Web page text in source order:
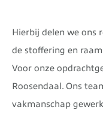
Hierbij delen we ons
de stoffering en
Voor onze
Roosendaal. Ons
vakmanschap